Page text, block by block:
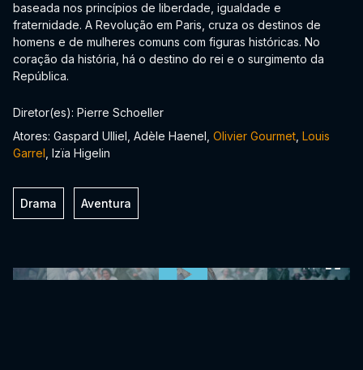
baseada nos princípios de liberdade, igualdade e
fraternidade. A Revolução em Paris, cruza os destinos de
homens e de mulheres comuns com figuras históricas. No
coração da história, há o destino do rei e o surgimento da
República.
Diretor(es): Pierre Schoeller
Atores: Gaspard Ulliel, Adèle Haenel, Olivier Gourmet Louis
Garrel , Izïa Higelin
Drama Aventura